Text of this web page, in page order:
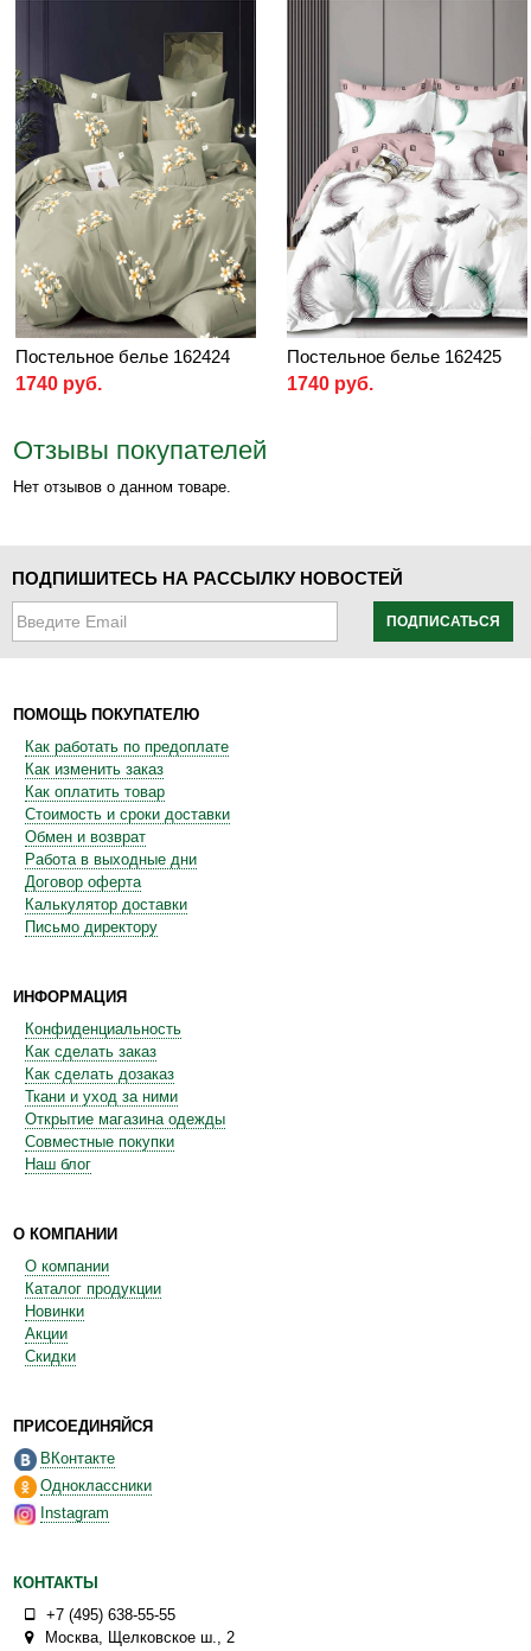
Постельное белье 162424
1740 руб.
Постельное белье 162425
1740 руб.
Отзывы покупателей
Нет отзывов о данном товаре.
ПОДПИШИТЕСЬ НА РАССЫЛКУ НОВОСТЕЙ
ПОДПИСАТЬСЯ
ПОМОЩЬ ПОКУПАТЕЛЮ
Как работать по предоплате
Как изменить заказ
Как оплатить товар
Стоимость и сроки доставки
Обмен и возврат
Работа в выходные дни
Договор оферта
Калькулятор доставки
Письмо директору
ИНФОРМАЦИЯ
Конфиденциальность
Как сделать заказ
Как сделать дозаказ
Ткани и уход за ними
Открытие магазина одежды
Совместные покупки
Наш блог
О КОМПАНИИ
О компании
Каталог продукции
Новинки
Акции
Скидки
ПРИСОЕДИНЯЙСЯ
ВКонтакте
Одноклассники
Instagram
КОНТАКТЫ
+7 (495) 638-55-55
Москва Щелковское ш., 2